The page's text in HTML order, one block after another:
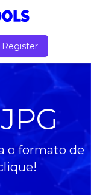
Register
o formato de